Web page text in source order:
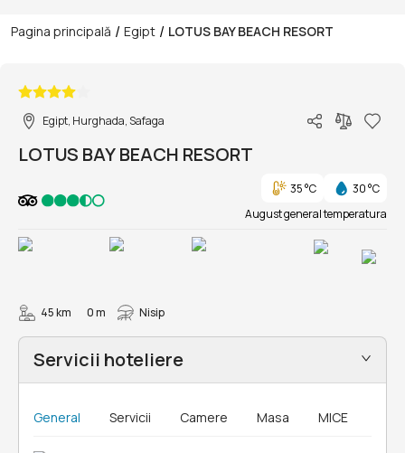
Pagina principală / Egipt / LOTUS BAY BEACH RESORT
Egipt, Hurghada, Safaga
LOTUS BAY BEACH RESORT
35 °C
30 °C
August general temperatura
45 km 0 m Nisip
Servicii hoteliere
General Servicii Camere Masa MICE